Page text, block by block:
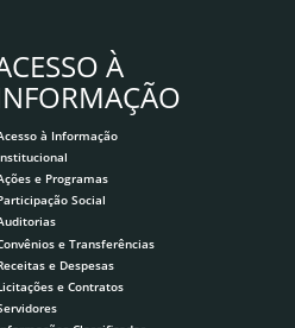
À
à Informação
e Programas
Social
e Transferências
e Despesas
e Contratos